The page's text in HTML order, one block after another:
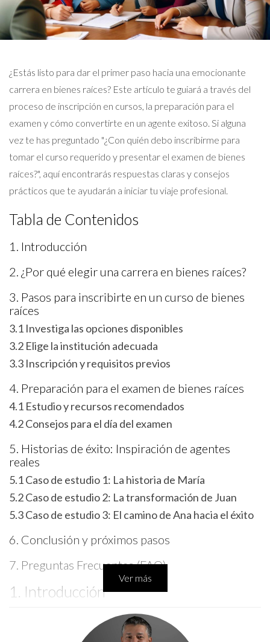
¿Estás listo para dar el primer paso hacia una emocionante
carrera en bienes raíces? Este artículo te guiará a través del
proceso de inscripción en cursos, la preparación para el
examen y cómo convertirte en un agente exitoso. Si alguna
vez te has preguntado "¿Con quién debo inscribirme para
tomar el curso requerido y presentar el examen de bienes
raíces?", aquí encontrarás respuestas claras y consejos
prácticos que te ayudarán a iniciar tu viaje profesional.
Tabla de Contenidos
1. Introducción
2. ¿Por qué elegir una carrera en bienes raíces?
3. Pasos para inscribirte en un curso de bienes
raíces
3.1 Investiga las opciones disponibles
3.2 Elige la institución adecuada
3.3 Inscripción y requisitos previos
4. Preparación para el examen de bienes raíces
4.1 Estudio y recursos recomendados
4.2 Consejos para el día del examen
5. Historias de éxito: Inspiración de agentes
reales
5.1 Caso de estudio 1: La historia de María
5.2 Caso de estudio 2: La transformación de Juan
5.3 Caso de estudio 3: El camino de Ana hacia el éxito
6. Conclusión y próximos pasos
7. Preguntas Frecuentes (FAQ)
1. Introducción
La industria de bienes raíces ofrece oportunidades
emocionantes y gratificantes, pero comenzar puede parecer
Ver más